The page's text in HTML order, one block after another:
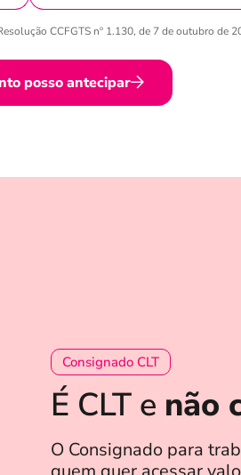
CCFGTS nº 1.130, de 7 de outubro de
posso antecipar
Consignado CLT
É CLT e não
O Consignado para